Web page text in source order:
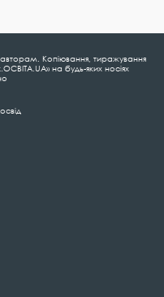
Копіювання, тиражування
на будь-яких носіях